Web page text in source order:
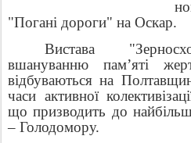
"Погані дороги" на Оскар.
Вистава
вшануванню пам’яті
відбуваються на
часи активної
що призводить до
– Голодомору.